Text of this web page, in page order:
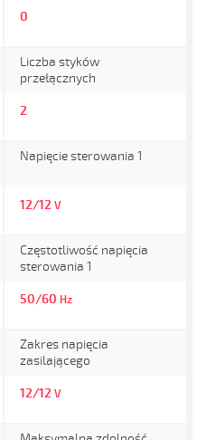
0
Liczba styków
przełącznych
2
Napięcie sterowania 1
12/12 V
Częstotliwość napięcia
sterowania 1
50/60 Hz
Zakres napięcia
zasilającego
12/12 V